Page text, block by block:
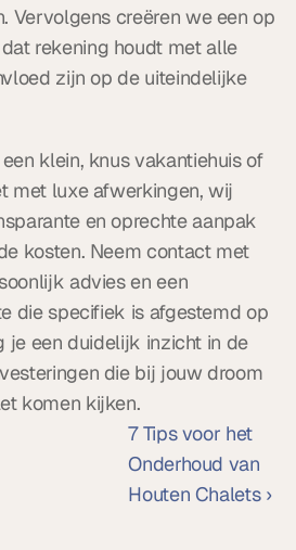
Vervolgens creëren we een op
rekening houdt met alle
zijn op de uiteindelijke
klein, knus vakantiehuis of
met luxe afwerkingen, wij
en oprechte aanpak
kosten. Neem contact met
advies en een
die specifiek is afgestemd op
je een duidelijk inzicht in de
die bij jouw droom
komen kijken.
7 Tips voor het
Onderhoud van
Houten Chalets ›